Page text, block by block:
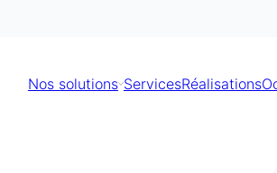
Nos solutions ServicesRéalisations